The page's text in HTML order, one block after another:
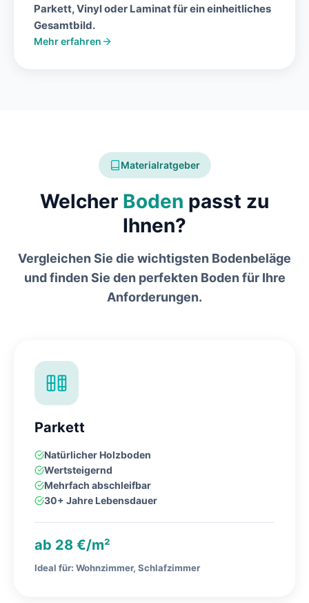
Parkett, Vinyl oder Laminat für ein einheitliches
Gesamtbild.
Mehr erfahren
Materialratgeber
Welcher Boden passt zu
Ihnen?
Vergleichen Sie die wichtigsten Bodenbeläge
und finden Sie den perfekten Boden für Ihre
Anforderungen.
Parkett
Natürlicher Holzboden
Wertsteigernd
Mehrfach abschleifbar
30+ Jahre Lebensdauer
ab 28 €/m²
Ideal für: Wohnzimmer, Schlafzimmer